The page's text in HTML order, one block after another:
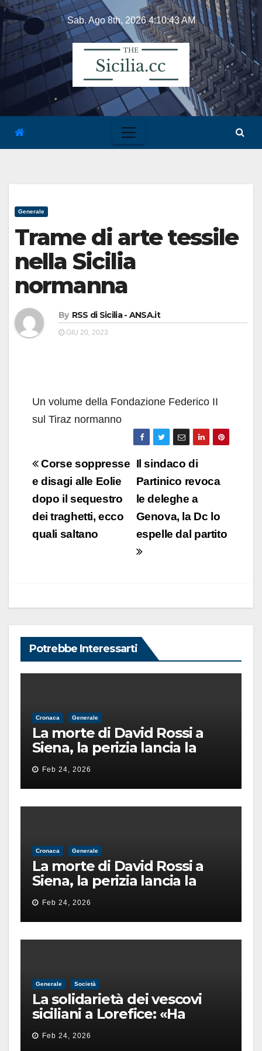
Skip
content
Sab. Ago 8th, 20264:10:44 AM
Generale
Trame di arte tessile
nella Sicilia
normanna
By RSS di Sicilia - ANSA.it
GIU 20, 2023
Un volume della Fondazione Federico II
sul Tiraz normanno
Navigazione
articoli
Il sindaco di
Partinico revoca
le deleghe a
Genova, la Dc lo
espelle dal partito
Corse soppresse
e disagi alle Eolie
dopo il sequestro
dei traghetti, ecco
quali saltano
Potrebbe Interessarti
Cronaca Generale
La morte di David Rossi a
Siena, la perizia lancia la
pista di un’intimidazione
finita male
Feb 24, 2026
Cronaca Generale
La morte di David Rossi a
Siena, la perizia lancia la
pista di un’intimidazione
finita male
Feb 24, 2026
Generale Società
La solidarietà dei vescovi
siciliani a Lorefice: «Ha
difeso il valore e la dignità
dell’umanità»
Feb 24, 2026